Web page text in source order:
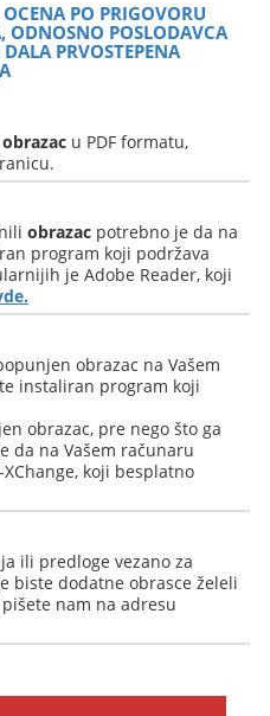
PO PRIGOVORU
ODNOSNO POSLODAVCA
PRVOSTEPENA
obrazac u PDF formatu,
obrazac potrebno je da na
program koji podržava
je Adobe Reader, koji
obrazac na Vašem
instaliran program koji
obrazac, pre nego što ga
da na Vašem računaru
koji besplatno
ili predloge vezano za
biste dodatne obrasce želeli
nam na adresu